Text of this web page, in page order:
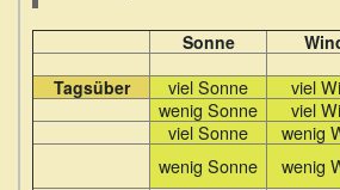
Sonne
Tagsüber
viel Sonne viel
wenig Sonne
viel
viel Sonne
wenig
wenig Sonne
wenig